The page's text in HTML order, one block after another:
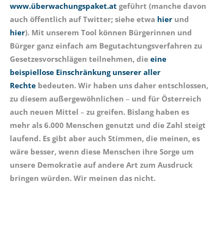
www.überwachungspaket.at geführt (manche davon
auch öffentlich auf Twitter; siehe etwa hier und
hier). Mit unserem Tool können Bürgerinnen und
Bürger ganz einfach am Begutachtungsverfahren zu
Gesetzesvorschlägen teilnehmen, die eine
beispiellose Einschränkung unserer aller
Rechte bedeuten. Wir haben uns daher entschlossen,
zu diesem außergewöhnlichen – und für Österreich
auch neuen Mittel – zu greifen. Bislang haben es
mehr als 6.000 Menschen genutzt und die Zahl steigt
laufend. Es gibt aber auch Stimmen, die meinen, es
wäre besser, wenn diese Menschen ihre Sorge um
unsere Demokratie auf andere Art zum Ausdruck
bringen würden. Wir meinen das nicht.